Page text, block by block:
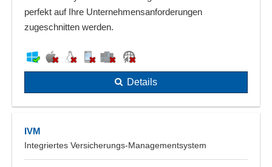
perfekt auf Ihre Unternehmensanforderungen
zugeschnitten werden.
Details
IVM
Integriertes Versicherungs-Managementsystem